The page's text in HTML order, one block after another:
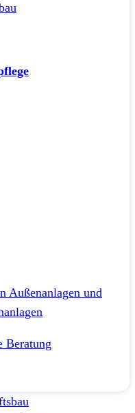
Außenanlagen und
Beratung